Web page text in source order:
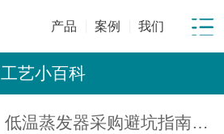
产品 案例 我们
工艺小百科
低温蒸发器采购避坑指南：工业废水蒸发设备选型10大坑